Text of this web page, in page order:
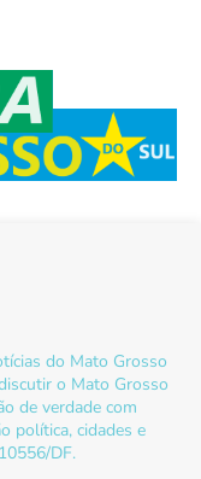
do Mato Grosso
o Mato Grosso
de verdade com
política, cidades e
DF.